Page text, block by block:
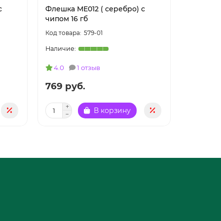
Флешка ME012 ( серебро) с
чипом 16 гб
579-01
4.0 1 отзыв
769 руб.
В корзину